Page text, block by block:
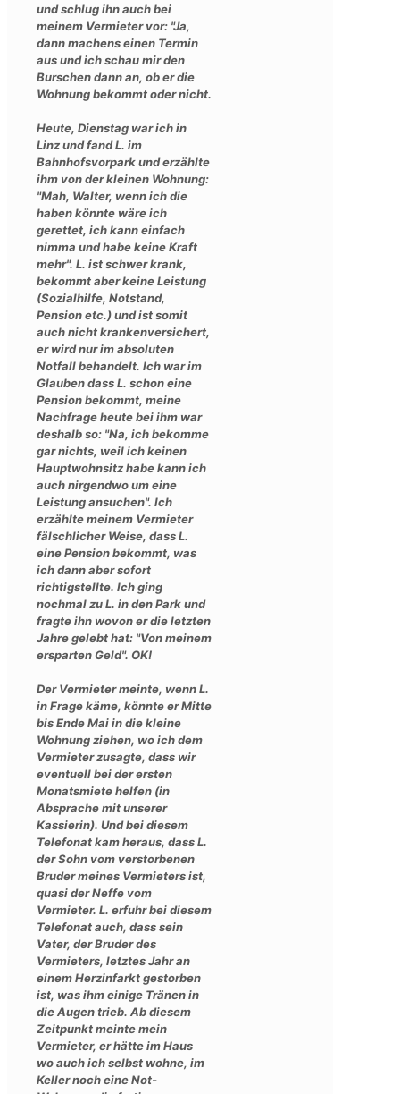
und schlug ihn auch bei
meinem Vermieter vor: "Ja,
dann machens einen Termin
aus und ich schau mir den
Burschen dann an, ob er die
Wohnung bekommt oder nicht.
Heute, Dienstag war ich in
Linz und fand L. im
Bahnhofsvorpark und erzählte
ihm von der kleinen Wohnung:
"Mah, Walter, wenn ich die
haben könnte wäre ich
gerettet, ich kann einfach
nimma und habe keine Kraft
mehr". L. ist schwer krank,
bekommt aber keine Leistung
(Sozialhilfe, Notstand,
Pension etc.) und ist somit
auch nicht krankenversichert,
er wird nur im absoluten
Notfall behandelt. Ich war im
Glauben dass L. schon eine
Pension bekommt, meine
Nachfrage heute bei ihm war
deshalb so: "Na, ich bekomme
gar nichts, weil ich keinen
Hauptwohnsitz habe kann ich
auch nirgendwo um eine
Leistung ansuchen". Ich
erzählte meinem Vermieter
fälschlicher Weise, dass L.
eine Pension bekommt, was
ich dann aber sofort
richtigstellte. Ich ging
nochmal zu L. in den Park und
fragte ihn wovon er die letzten
Jahre gelebt hat: "Von meinem
ersparten Geld". OK!
Der Vermieter meinte, wenn L.
in Frage käme, könnte er Mitte
bis Ende Mai in die kleine
Wohnung ziehen, wo ich dem
Vermieter zusagte, dass wir
eventuell bei der ersten
Monatsmiete helfen (in
Absprache mit unserer
Kassierin). Und bei diesem
Telefonat kam heraus, dass L.
der Sohn vom verstorbenen
Bruder meines Vermieters ist,
quasi der Neffe vom
Vermieter. L. erfuhr bei diesem
Telefonat auch, dass sein
Vater, der Bruder des
Vermieters, letztes Jahr an
einem Herzinfarkt gestorben
ist, was ihm einige Tränen in
die Augen trieb. Ab diesem
Zeitpunkt meinte mein
Vermieter, er hätte im Haus
wo auch ich selbst wohne, im
Keller noch eine Not-